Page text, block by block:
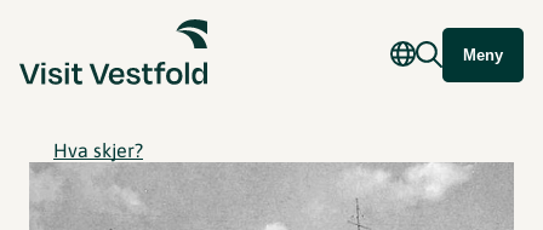
Meny
Hva skjer?